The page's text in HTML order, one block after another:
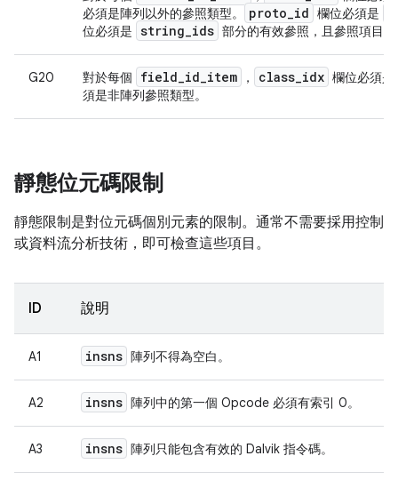
必須是陣列以外的參照類型。
proto_id 欄位必須是
位必須是 string_ids 部分的有效參照，且參照項目
G20 對於每個 field_id_item ， class_idx 欄位必須是
須是非陣列參照類型。
靜態位元碼限制
靜態限制是對位元碼個別元素的限制。通常不需要採用控制
或資料流分析技術，即可檢查這些項目。
ID 說明
A1 insns 陣列不得為空白。
A2 insns 陣列中的第一個 Opcode 必須有索引 0。
A3 insns 陣列只能包含有效的 Dalvik 指令碼。